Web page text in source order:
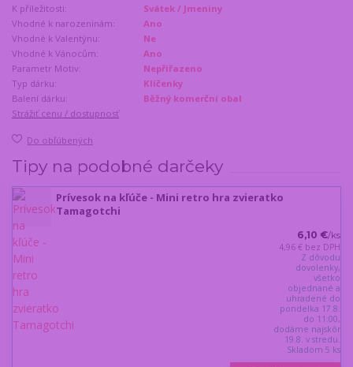
K příležitosti:
Svátek / Jmeniny
Vhodné k narozeninám:
Ano
Vhodné k Valentýnu:
Ne
Vhodné k Vánocům:
Ano
Parametr Motiv:
Nepřiřazeno
Typ dárku:
Klíčenky
Balení dárku:
Běžný komerční obal
Strážiť cenu / dostupnosť
Do obľúbených
Tipy na podobné darčeky
Prívesok na kľúče - Mini retro hra zvieratko
Tamagotchi
6,10 €/ks
4,96 € bez DPH
Z dôvodu
dovolenky,
všetko
objednané a
uhradené do
pondelka 17.8.
do 11:00,
dodáme najskôr
19.8. v stredu.
Skladom 5 ks